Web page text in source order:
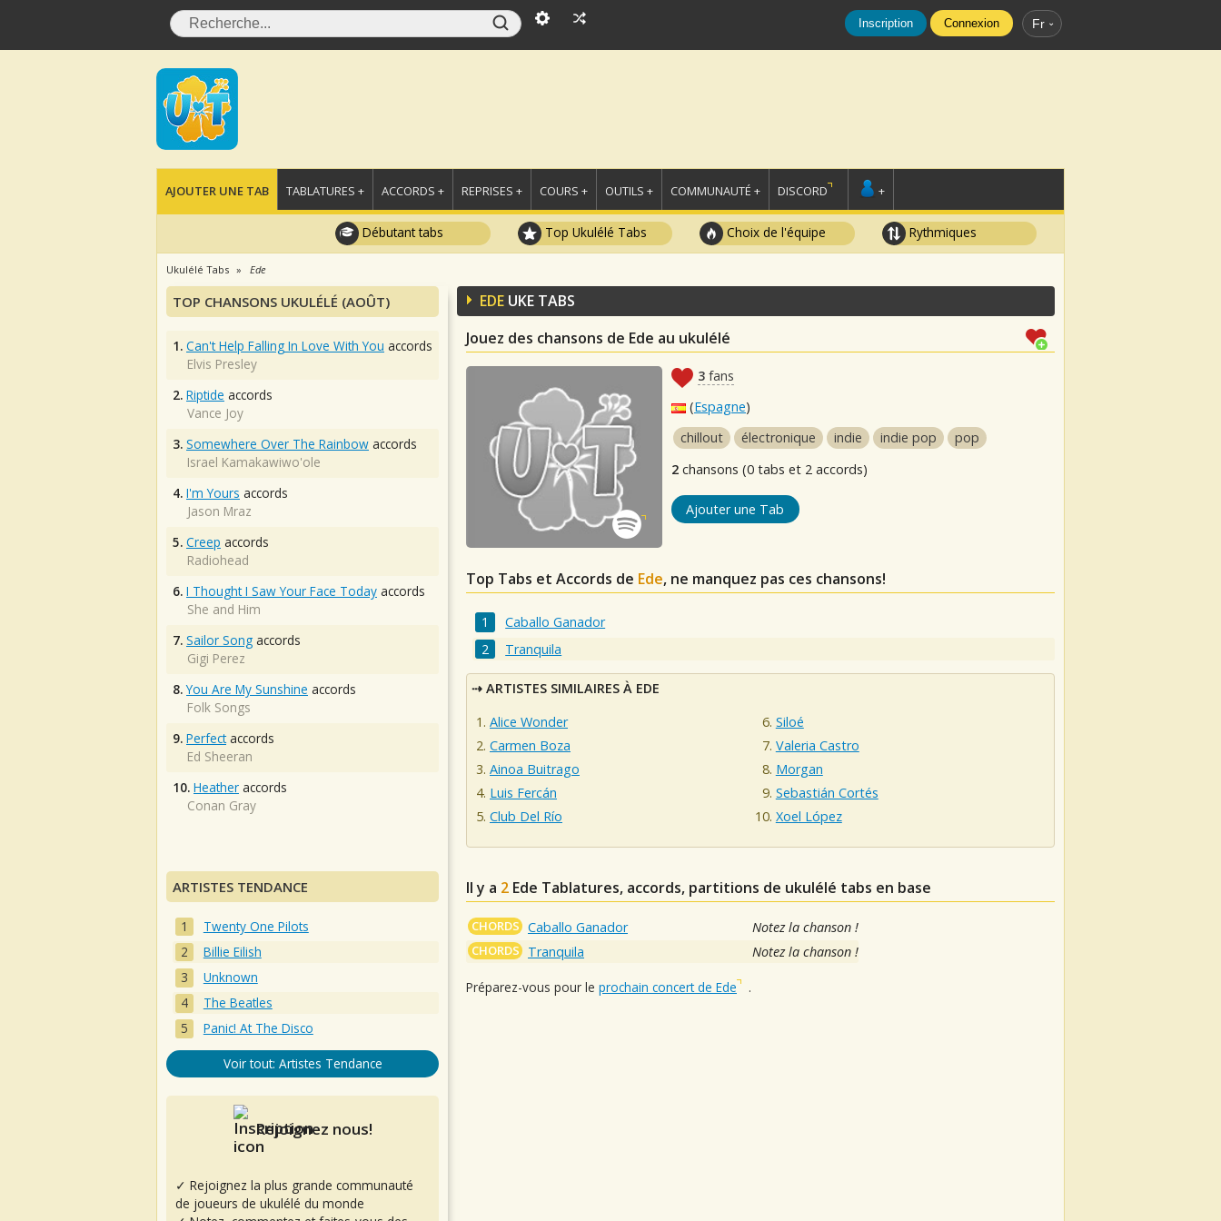
Inscription Connexion Fr
AJOUTER UNE TAB TABLATURES + ACCORDS + REPRISES + COURS + OUTILS + COMMUNAUTÉ + DISCORD +
Débutant tabs Top Ukulélé Tabs Choix de l'équipe Rythmiques
Ukulélé Tabs Ede
EDE UKE TABS
Jouez des chansons de Ede au ukulélé
3 fans
(Espagne)
chillout
électronique indie indie pop
pop
2 chansons (0 tabs et 2 accords)
Ajouter une Tab
Top Tabs et Accords de Ede, ne manquez pas ces chansons!
Caballo Ganador
Tranquila
ARTISTES SIMILAIRES À EDE
Alice Wonder
Carmen Boza
Ainoa Buitrago
Luis Fercán
Club Del Río
Siloé
Valeria Castro
Morgan
Sebastián Cortés
Xoel López
Il y a 2 Ede Tablatures, accords, partitions de ukulélé tabs en base
CHORDS Caballo Ganador Notez la chanson !
CHORDS Tranquila Notez la chanson !
Préparez-vous pour le prochain concert de Ede .
TOP CHANSONS UKULÉLÉ (AOÛT)
1. Can't Help Falling In Love With You accords
Elvis Presley
2. Riptide accords
Vance Joy
3. Somewhere Over The Rainbow accords
Israel Kamakawiwo'ole
4. I'm Yours accords
Jason Mraz
5. Creep accords
Radiohead
6. I Thought I Saw Your Face Today accords
She and Him
7. Sailor Song accords
Gigi Perez
8. You Are My Sunshine accords
Folk Songs
9. Perfectaccords
Ed Sheeran
10. Heather accords
Conan Gray
ARTISTES TENDANCE
Twenty One Pilots
Billie Eilish
Unknown
The Beatles
Panic! At The Disco
Voir tout: Artistes Tendance
Rejoignez nous!
✓ Rejoignez la plus grande communauté
de joueurs de ukulélé du monde